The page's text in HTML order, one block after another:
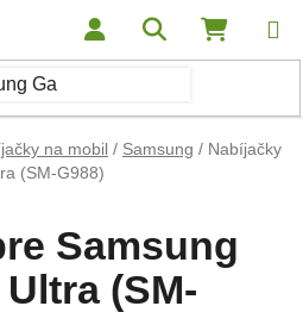
Hľadať
na mobil / Samsung / Nabíjačky
(SM-G988)
Samsung
(SM-